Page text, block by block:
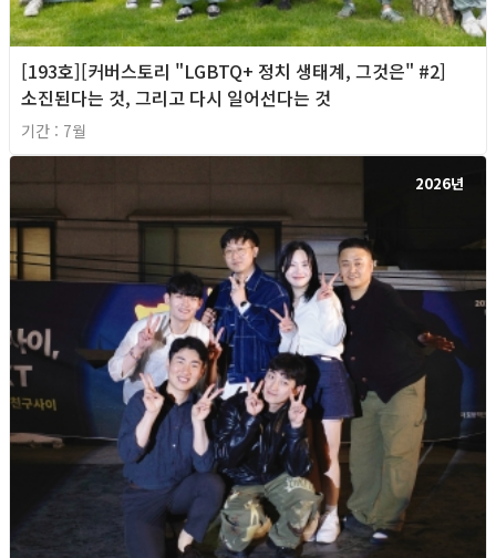
[193호][커버스토리 "LGBTQ+ 정치 생태계, 그것은" #2]
소진된다는 것, 그리고 다시 일어선다는 것
기간 : 7월
2026년